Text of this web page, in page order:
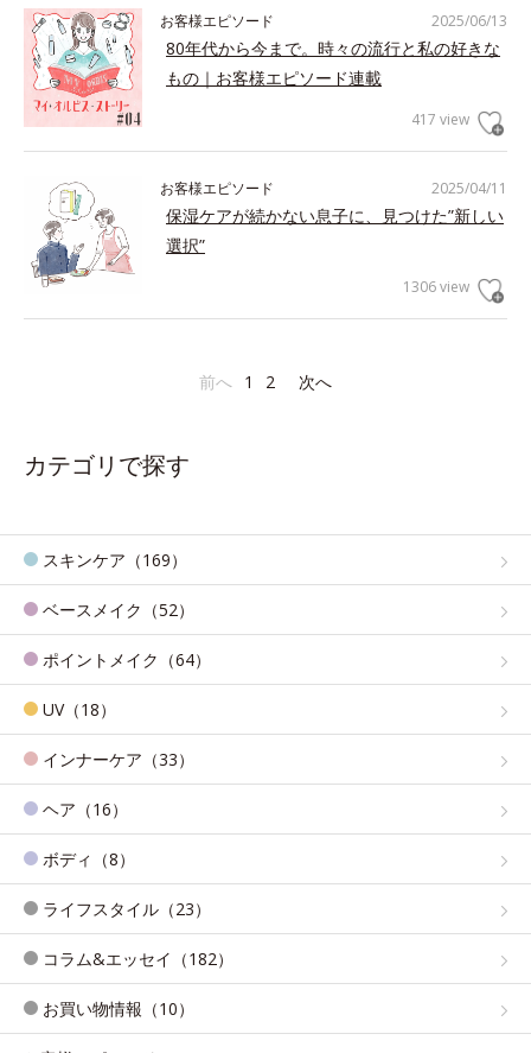
2025/06/13
お客様エピソード
80年代から今まで。時々の流行と私の好きな
もの｜お客様エピソード連載
417 view
2025/04/11
お客様エピソード
保湿ケアが続かない息子に、見つけた”新しい
選択”
1306 view
前へ 1 2 次へ
カテゴリで探す
スキンケア（169）
ベースメイク（52）
ポイントメイク（64）
UV（18）
インナーケア（33）
ヘア（16）
ボディ（8）
ライフスタイル（23）
コラム&エッセイ（182）
お買い物情報（10）